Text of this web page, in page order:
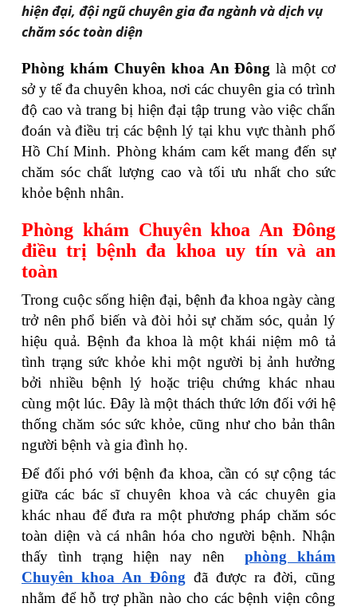
hiện đại, đội ngũ chuyên gia đa ngành và dịch vụ
chăm sóc toàn diện
Phòng khám Chuyên khoa An Đông là một cơ
sở y tế đa chuyên khoa, nơi các chuyên gia có trình
độ cao và trang bị hiện đại tập trung vào việc chẩn
đoán và điều trị các bệnh lý tại khu vực thành phố
Hồ Chí Minh. Phòng khám cam kết mang đến sự
chăm sóc chất lượng cao và tối ưu nhất cho sức
khỏe bệnh nhân.
Phòng khám Chuyên khoa An Đông
điều trị bệnh đa khoa uy tín và an
toàn
Trong cuộc sống hiện đại, bệnh đa khoa ngày càng
trở nên phổ biến và đòi hỏi sự chăm sóc, quản lý
hiệu quả. Bệnh đa khoa là một khái niệm mô tả
tình trạng sức khỏe khi một người bị ảnh hưởng
bởi nhiều bệnh lý hoặc triệu chứng khác nhau
cùng một lúc. Đây là một thách thức lớn đối với hệ
thống chăm sóc sức khỏe, cũng như cho bản thân
người bệnh và gia đình họ.
Để đối phó với bệnh đa khoa, cần có sự cộng tác
giữa các bác sĩ chuyên khoa và các chuyên gia
khác nhau để đưa ra một phương pháp chăm sóc
toàn diện và cá nhân hóa cho người bệnh. Nhận
thấy tình trạng hiện nay nên
phòng khám
Chuyên khoa An Đông đã được ra đời, cũng
nhằm để hỗ trợ phần nào cho các bệnh viện công